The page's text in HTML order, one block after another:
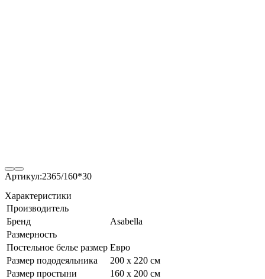
Артикул:2365/160*30
Характеристики
Производитель
Бренд
Asabella
Размерность
Постельное белье размер Евро
Размер пододеяльника
200 х 220 см
Размер простыни
160 х 200 см